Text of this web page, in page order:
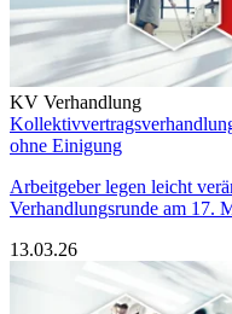
KV Verhandlung
ohne Einigung
Arbeitgeber legen leicht
Verhandlungsrunde am 17.
13.03.26